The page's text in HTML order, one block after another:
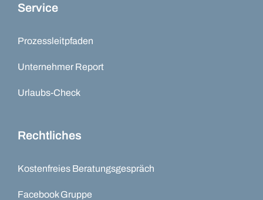
Service
Prozessleitpfaden
Unternehmer Report
Urlaubs-Check
Rechtliches
Kostenfreies Beratungsgespräch
Facebook Gruppe